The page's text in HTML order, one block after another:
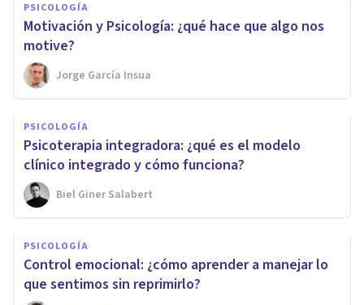
PSICOLOGÍA
Motivación y Psicología: ¿qué hace que algo nos
motive?
Jorge García Insua
PSICOLOGÍA
Psicoterapia integradora: ¿qué es el modelo
clínico integrado y cómo funciona?
Biel Giner Salabert
PSICOLOGÍA
Control emocional: ¿cómo aprender a manejar lo
que sentimos sin reprimirlo?